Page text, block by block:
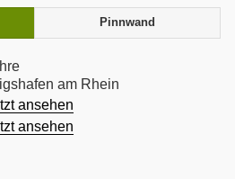
Pinnwand
am Rhein
ansehen
ansehen